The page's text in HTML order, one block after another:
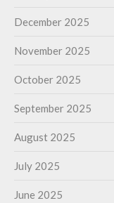
December 2025
November 2025
October 2025
September 2025
August 2025
July 2025
June 2025